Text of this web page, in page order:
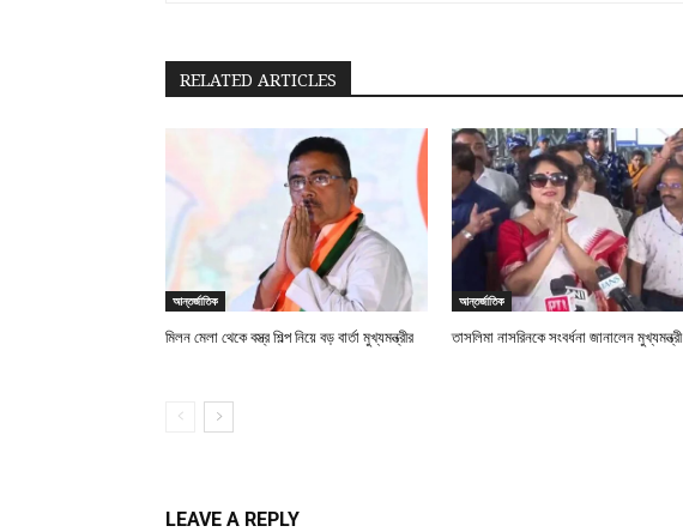
RELATED ARTICLES
আন্তর্জাতিক
মিলন মেলা থেকে বস্ত্র শিল্প নিয়ে বড় বার্তা মুখ্যমন্ত্রীর
আন্তর্জাতিক
তাসলিমা নাসরিনকে সংবর্ধনা জানালেন মুখ্যমন্ত্রী
LEAVE A REPLY